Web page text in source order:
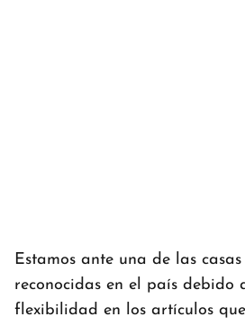
Estamos ante una de las
reconocidas en el país debido
flexibilidad en los artículos